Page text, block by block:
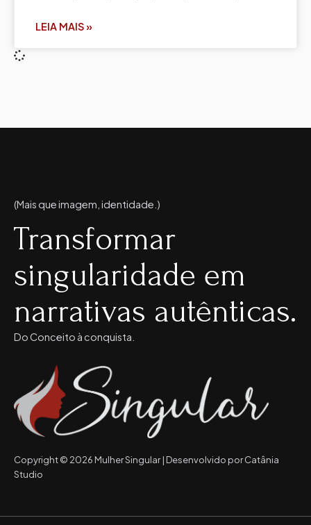
LEIA MAIS »
(Mais que imagem, identidade.)
Transformar
singularidade em
narrativas autênticas.
Do Conceito à conquista.
Copyright © 2026 Mulher Singular | Desenvolvido por Catânia
Studio